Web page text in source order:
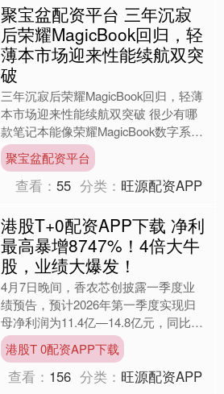
聚宝盆配资平台 三年沉寂
后荣耀MagicBook回归，轻
薄本市场迎来性能续航双突
破
三年沉寂后荣耀MagicBook回归，轻薄
本市场迎来性能续航双突破 很少有哪
款笔记本能像荣耀MagicBook数字系列
一样，在沉默三年后突然杀回赛场，让
人再一次....
聚宝盆配资平台
查看：55 分类： 旺源配资APP
港股T+0配资APP下载 净利
最高暴增8747%！4倍大牛
股，业绩大爆发！
4月7日晚间，香农芯创披露一季度业
绩预告，预计2026年第一季度实现归
母净利润为11.4亿—14.8亿元，同比增
长6714.72%—8747.18%。对于业绩
变....
港股T 0配资APP下载
查看： 156 分类： 旺源配资APP